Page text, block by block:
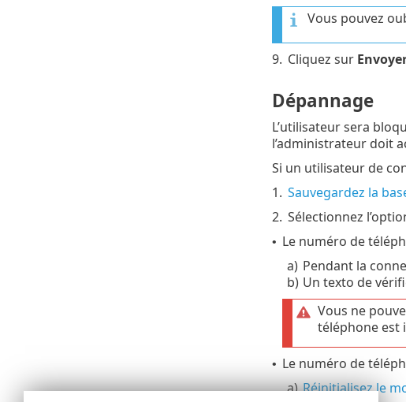
Vous pouvez
9. Cliquez sur
Dépannage
L’utilisateur sera
l’administrateur doit
Si un utilisateur de
1. Sauvegardez la
2. Sélectionnez
• Le numéro de
a) Pendant la
b) Un texto de
Vous ne
téléphone est
• Le numéro de
a) Réinitialisez le